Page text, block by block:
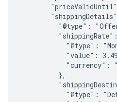
"@type":
"@type":
"value":
"currency":
          },
"@type":